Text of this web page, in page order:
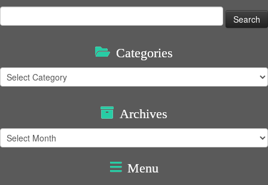
for:
Categories
Categories
Archives
Archives
Menu